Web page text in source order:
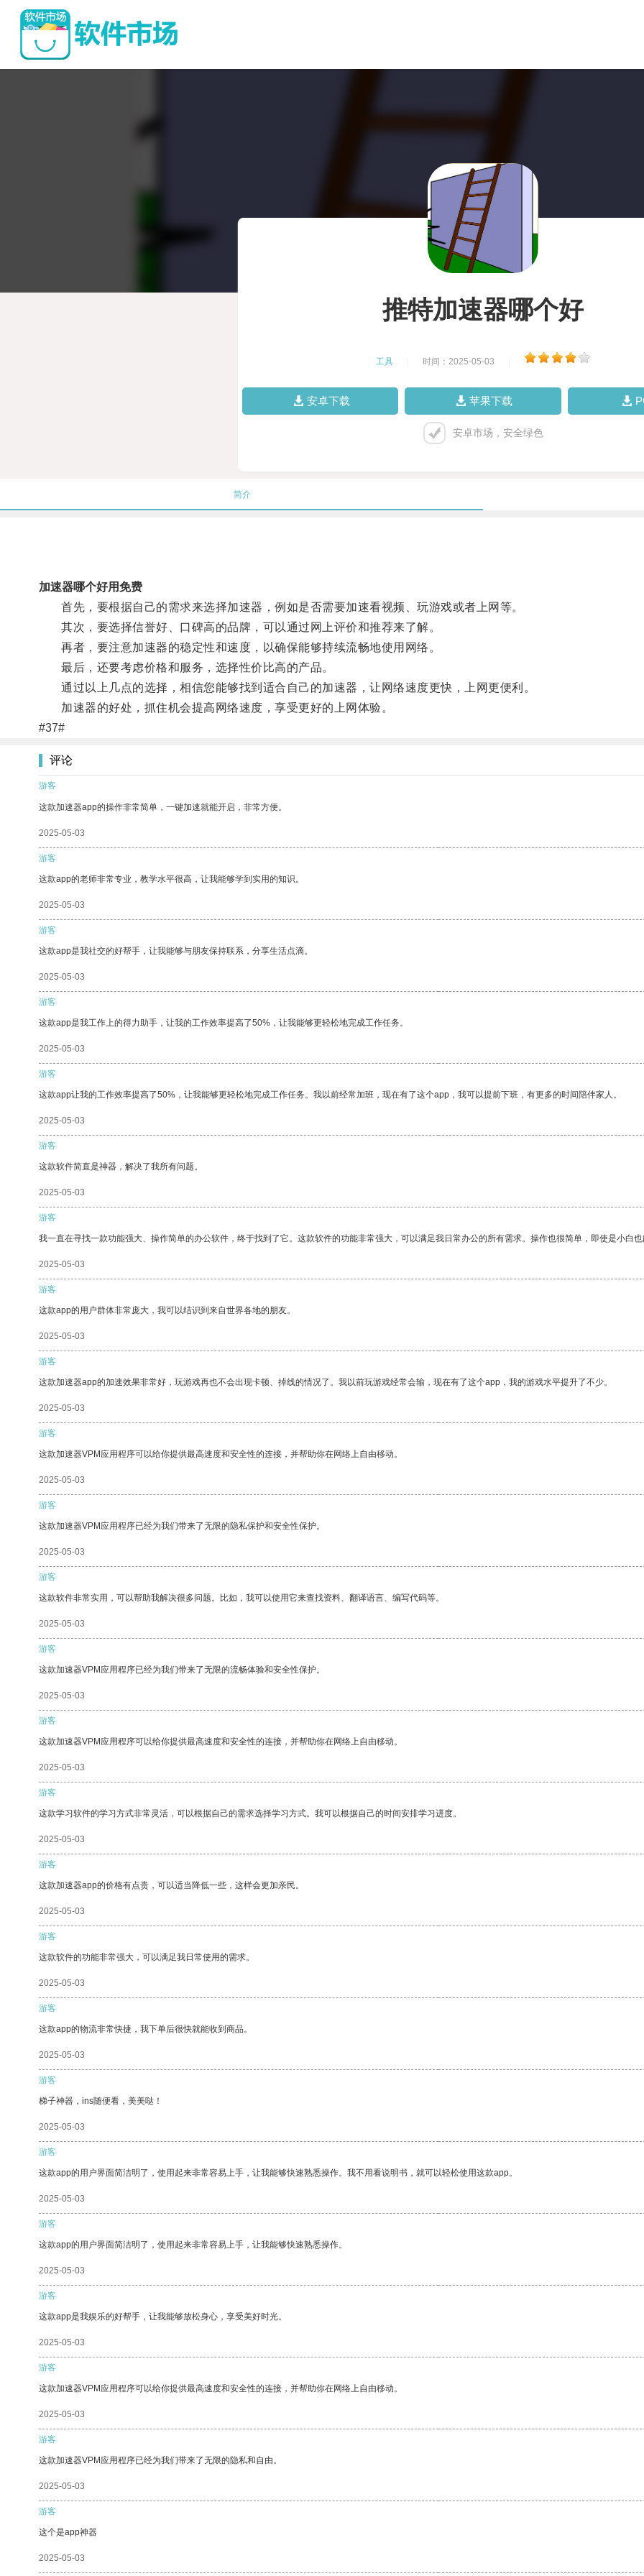
推特加速器哪个好
工具 时间：2025-05-03
安卓下载 苹果下载
安卓市场，安全绿色
简介
加速器哪个好用免费
首先，要根据自己的需求来选择加速器，例如是否需要加速看视频、玩游戏或者上网等。
其次，要选择信誉好、口碑高的品牌，可以通过网上评价和推荐来了解。
再者，要注意加速器的稳定性和速度，以确保能够持续流畅地使用网络。
最后，还要考虑价格和服务，选择性价比高的产品。
通过以上几点的选择，相信您能够找到适合自己的加速器，让网络速度更快，上网更便利。
加速器的好处，抓住机会提高网络速度，享受更好的上网体验。
#37#
评论
游客
这款加速器app的操作非常简单，一键加速就能开启，非常方便。
2025-05-03
游客
这款app的老师非常专业，教学水平很高，让我能够学到实用的知识。
2025-05-03
游客
这款app是我社交的好帮手，让我能够与朋友保持联系，分享生活点滴。
2025-05-03
游客
这款app是我工作上的得力助手，让我的工作效率提高了50%，让我能够更轻松地完成工作任务。
2025-05-03
游客
这款app让我的工作效率提高了50%，让我能够更轻松地完成工作任务。我以前经常加班，现在有了这个app，我可以提前下班，有更多的时间陪伴家人。
2025-05-03
游客
这款软件简直是神器，解决了我所有问题。
2025-05-03
游客
我一直在寻找一款功能强大、操作简单的办公软件，终于找到了它。这款软件的功能非常强大，可以满足我日常办公的所有需求。操作也很简单，即使是小白也
2025-05-03
游客
这款app的用户群体非常庞大，我可以结识到来自世界各地的朋友。
2025-05-03
游客
这款加速器app的加速效果非常好，玩游戏再也不会出现卡顿、掉线的情况了。我以前玩游戏经常会输，现在有了这个app，我的游戏水平提升了不少。
2025-05-03
游客
这款加速器VPM应用程序可以给你提供最高速度和安全性的连接，并帮助你在网络上自由移动。
2025-05-03
游客
这款加速器VPM应用程序已经为我们带来了无限的隐私保护和安全性保护。
2025-05-03
游客
这款软件非常实用，可以帮助我解决很多问题。比如，我可以使用它来查找资料、翻译语言、编写代码等。
2025-05-03
游客
这款加速器VPM应用程序已经为我们带来了无限的流畅体验和安全性保护。
2025-05-03
游客
这款加速器VPM应用程序可以给你提供最高速度和安全性的连接，并帮助你在网络上自由移动。
2025-05-03
游客
这款学习软件的学习方式非常灵活，可以根据自己的需求选择学习方式。我可以根据自己的时间安排学习进度。
2025-05-03
游客
这款加速器app的价格有点贵，可以适当降低一些，这样会更加亲民。
2025-05-03
游客
这款软件的功能非常强大，可以满足我日常使用的需求。
2025-05-03
游客
这款app的物流非常快捷，我下单后很快就能收到商品。
2025-05-03
游客
梯子神器，ins随便看，美美哒！
2025-05-03
游客
这款app的用户界面简洁明了，使用起来非常容易上手，让我能够快速熟悉操作。我不用看说明书，就可以轻松使用这款app。
2025-05-03
游客
这款app的用户界面简洁明了，使用起来非常容易上手，让我能够快速熟悉操作。
2025-05-03
游客
这款app是我娱乐的好帮手，让我能够放松身心，享受美好时光。
2025-05-03
游客
这款加速器VPM应用程序可以给你提供最高速度和安全性的连接，并帮助你在网络上自由移动。
2025-05-03
游客
这款加速器VPM应用程序已经为我们带来了无限的隐私和自由。
2025-05-03
游客
这个是app神器
2025-05-03